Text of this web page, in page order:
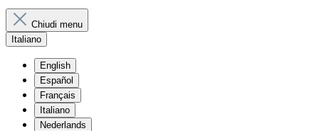
Chiudi menu
Italiano
English
Español
Français
Italiano
Nederlands